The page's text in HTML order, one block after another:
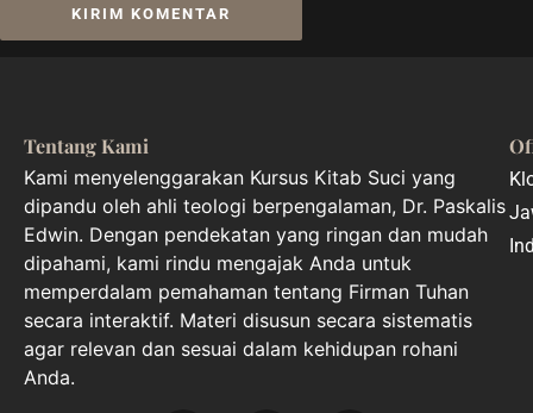
Tentang Kami
Kami menyelenggarakan Kursus Kitab Suci yang
dipandu oleh ahli teologi berpengalaman, Dr. Paskalis
Edwin. Dengan pendekatan yang ringan dan mudah
dipahami, kami rindu mengajak Anda untuk
memperdalam pemahaman tentang Firman Tuhan
secara interaktif. Materi disusun secara sistematis
agar relevan dan sesuai dalam kehidupan rohani
Anda.